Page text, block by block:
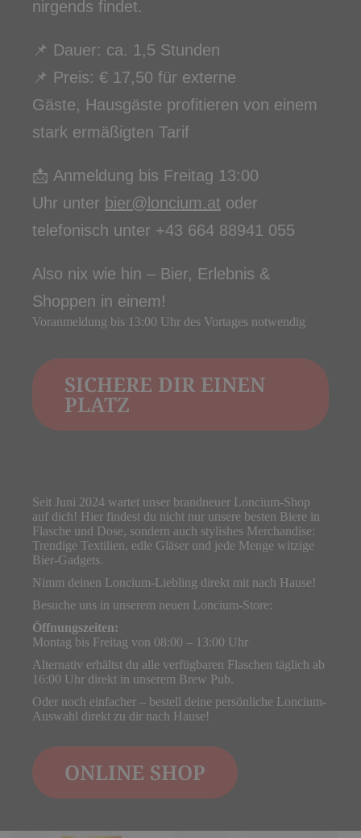
nirgends findet.
📌 Dauer: ca. 1,5 Stunden
📌 Preis: € 17,50 für externe
Gäste, Hausgäste profitieren von einem
stark ermäßigten Tarif
📩 Anmeldung bis Freitag 13:00
Uhr unter bier@loncium.at oder
telefonisch unter +43 664 88941 055
Also nix wie hin – Bier, Erlebnis &
Shoppen in einem!
Voranmeldung bis 13:00 Uhr des Vortages notwendig
SICHERE DIR EINEN
PLATZ
Seit Juni 2024 wartet unser brandneuer Loncium-Shop
auf dich! Hier findest du nicht nur unsere besten Biere in
Flasche und Dose, sondern auch stylishes Merchandise:
Trendige Textilien, edle Gläser und jede Menge witzige
Bier-Gadgets.
Nimm deinen Loncium-Liebling direkt mit nach Hause!
Besuche uns in unserem neuen Loncium-Store:
Öffnungszeiten:
Montag bis Freitag von 08:00 – 13:00 Uhr
Alternativ erhältst du alle verfügbaren Flaschen täglich ab
16:00 Uhr direkt in unserem Brew Pub.
Oder noch einfacher – bestell deine persönliche Loncium-
Auswahl direkt zu dir nach Hause!
ONLINE SHOP